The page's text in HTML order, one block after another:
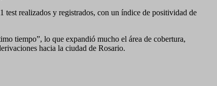
realizados y registrados, con un índice de positividad de
tiempo”, lo que expandió mucho el área de cobertura,
hacia la ciudad de Rosario.